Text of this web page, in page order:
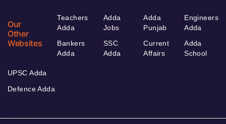
Our
Other
Websites
Teachers
Adda
Bankers
Adda
Adda
Jobs
SSC
Adda
Adda
Punjab
Current
Affairs
Engineers
Adda
Adda
School
UPSC Adda
Defence Adda